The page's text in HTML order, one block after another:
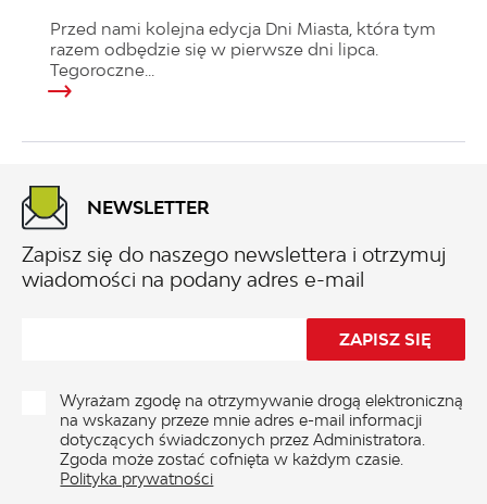
Przed nami kolejna edycja Dni Miasta, która tym
razem odbędzie się w pierwsze dni lipca.
Tegoroczne...
NEWSLETTER
Zapisz się do naszego newslettera i otrzymuj
wiadomości na podany adres e-mail
Wyrażam zgodę na otrzymywanie drogą elektroniczną
na wskazany przeze mnie adres e-mail informacji
dotyczących świadczonych przez Administratora.
Zgoda może zostać cofnięta w każdym czasie.
Polityka prywatności